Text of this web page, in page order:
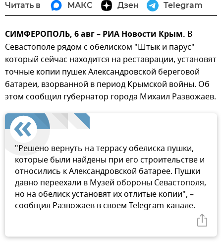
Читать в МАКС Дзен Telegram
СИМФЕРОПОЛЬ, 6 авг – РИА Новости Крым. В
Севастополе рядом с обелиском "Штык и парус"
который сейчас находится на реставрации, установят
точные копии пушек Александровской береговой
батареи, взорванной в период Крымской войны. Об
этом сообщил губернатор города Михаил Развожаев.
"Решено вернуть на террасу обелиска пушки,
которые были найдены при его строительстве и
относились к Александровской батарее. Пушки
давно переехали в Музей обороны Севастополя,
но на обелиск установят их отлитые копии", –
сообщил Развожаев в своем Telegram-канале.